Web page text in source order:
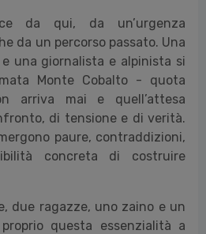
da qui, da un’urgenza
da un percorso passato. Una
una giornalista e alpinista si
Monte Cobalto - quota
arriva mai e quell’attesa
di tensione e di verità.
paure, contraddizioni,
concreta di costruire
due ragazze, uno zaino e un
questa essenzialità a